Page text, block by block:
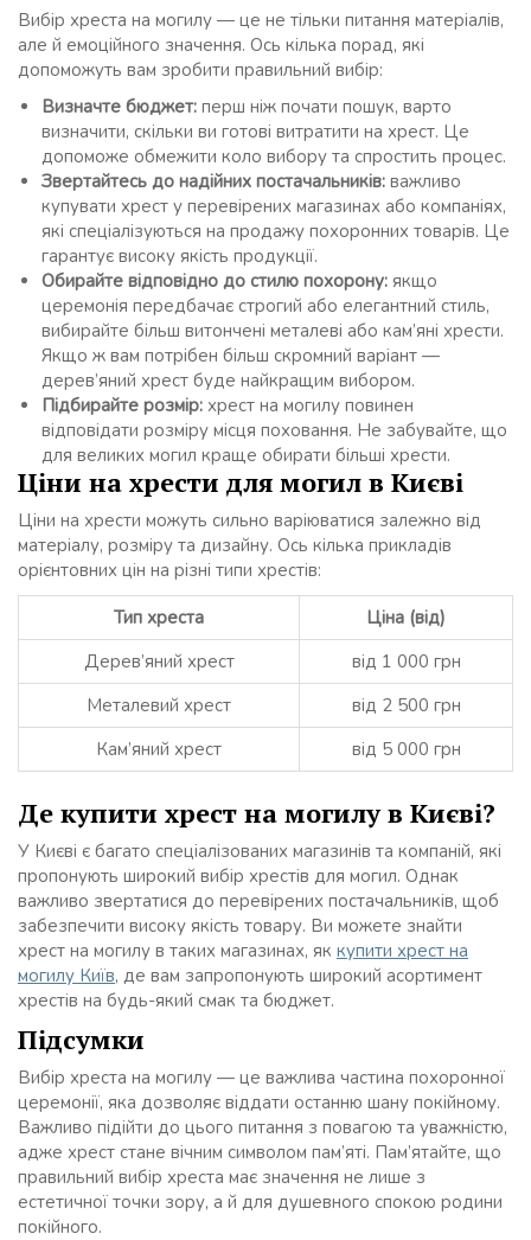
Вибір хреста на могилу — це не тільки питання матеріалів,
але й емоційного значення. Ось кілька порад, які
допоможуть вам зробити правильний вибір:
Визначте бюджет: перш ніж почати пошук, варто
визначити, скільки ви готові витратити на хрест. Це
допоможе обмежити коло вибору та спростить процес.
Звертайтесь до надійних постачальників: важливо
купувати хрест у перевірених магазинах або компаніях,
які спеціалізуються на продажу похоронних товарів. Це
гарантує високу якість продукції.
Обирайте відповідно до стилю похорону: якщо
церемонія передбачає строгий або елегантний стиль,
вибирайте більш витончені металеві або кам’яні хрести.
Якщо ж вам потрібен більш скромний варіант —
дерев’яний хрест буде найкращим вибором.
Підбирайте розмір: хрест на могилу повинен
відповідати розміру місця поховання. Не забувайте, що
для великих могил краще обирати більші хрести.
Ціни на хрести для могил в Києві
Ціни на хрести можуть сильно варіюватися залежно від
матеріалу, розміру та дизайну. Ось кілька прикладів
орієнтовних цін на різні типи хрестів:
Тип хреста
Ціна (від)
Дерев’яний хрест
від 1 000 грн
Металевий хрест
від 2 500 грн
Кам’яний хрест
від 5 000 грн
Де купити хрест на могилу в Києві?
У Києві є багато спеціалізованих магазинів та компаній, які
пропонують широкий вибір хрестів для могил. Однак
важливо звертатися до перевірених постачальників, щоб
забезпечити високу якість товару. Ви можете знайти
хрест на могилу в таких магазинах, як купити хрест на
могилу Київ, де вам запропонують широкий асортимент
хрестів на будь-який смак та бюджет.
Підсумки
Вибір хреста на могилу — це важлива частина похоронної
церемонії, яка дозволяє віддати останню шану покійному.
Важливо підійти до цього питання з повагою та уважністю,
адже хрест стане вічним символом пам’яті. Пам’ятайте, що
правильний вибір хреста має значення не лише з
естетичної точки зору, а й для душевного спокою родини
покійного.